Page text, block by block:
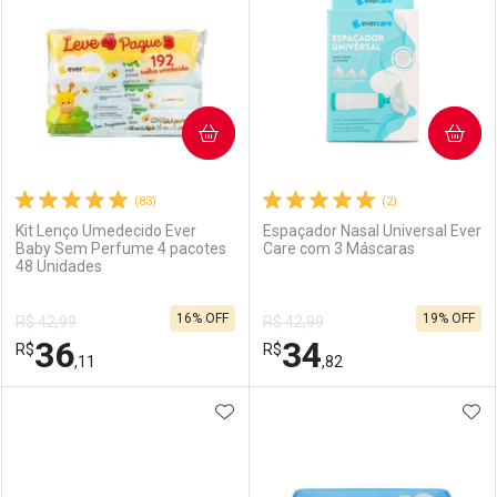
(83)
Kit Lenço Umedecido Ever
Baby Sem Perfume 4 pacotes
48 Unidades
R$ 42,99
R$36,11
16% OFF
COMPRAR
(2)
Espaçador Nasal Universal Ever
Care com 3 Máscaras
R$ 42,99
R$34,82
19% OFF
COMPRAR
ADICIONAR AOS FAVORITOS